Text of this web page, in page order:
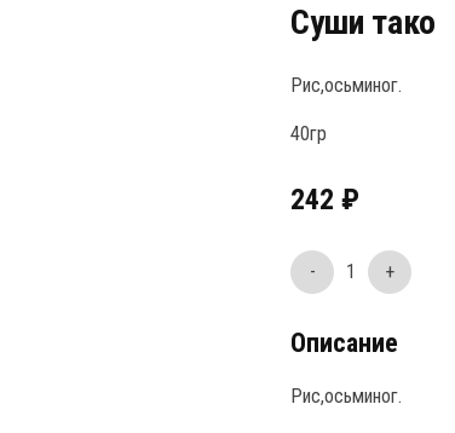
Суши тако
Рис,осьминог.
40гр
242 ₽
- 1 +
Описание
Рис,осьминог.